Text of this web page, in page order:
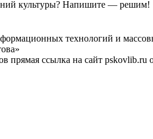
культуры? Напишите — решим!
технологий и
прямая ссылка на сайт pskovlib.ru